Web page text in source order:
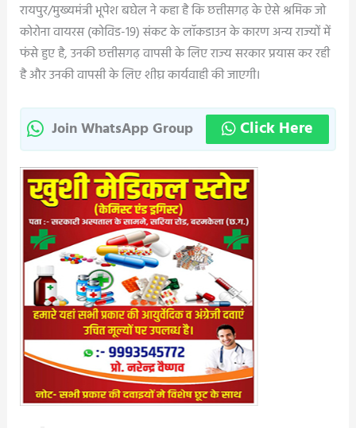
रायपुर/मुख्यमंत्री भूपेश बघेल ने कहा है कि छत्तीसगढ़ के ऐसे श्रमिक जो
कोरोना वायरस (कोविड-19) संकट के लॉकडाउन के कारण अन्य राज्यों में
फंसे हुए है, उनकी छत्तीसगढ़ वापसी के लिए राज्य सरकार प्रयास कर रही
है और उनकी वापसी के लिए शीघ्र कार्यवाही की जाएगी।
Join WhatsApp Group Click Here